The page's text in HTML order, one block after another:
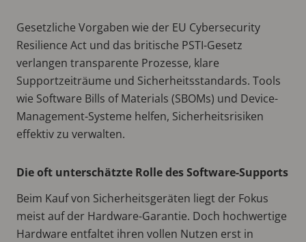
Gesetzliche Vorgaben wie der EU Cybersecurity
Resilience Act und das britische PSTI-Gesetz
verlangen transparente Prozesse, klare
Supportzeiträume und Sicherheitsstandards. Tools
wie Software Bills of Materials (SBOMs) und Device-
Management-Systeme helfen, Sicherheitsrisiken
effektiv zu verwalten.
Die oft unterschätzte Rolle des Software-Supports
Beim Kauf von Sicherheitsgeräten liegt der Fokus
meist auf der Hardware-Garantie. Doch hochwertige
Hardware entfaltet ihren vollen Nutzen erst in